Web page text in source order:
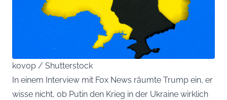
kovop / Shutterstock
In einem Interview mit Fox News räumte Trump ein, er
wisse nicht, ob Putin den Krieg in der Ukraine wirklich